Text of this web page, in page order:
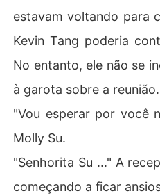
estavam voltando para
Kevin Tang poderia
No entanto, ele não se
à garota sobre a reunião.
"Vou esperar por você
Molly Su.
"Senhorita Su ..." A
começando a ficar